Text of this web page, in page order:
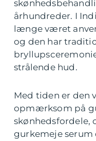
århundreder. I
længe været
og den har
strålende hud.
Med tiden er den
opmærksom på
skønhedsfordele,
gurkemeje serum